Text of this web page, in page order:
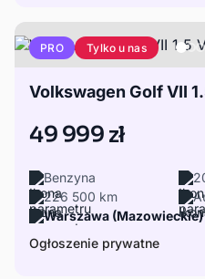
PRO Tylko u nas
Volkswagen Golf VII
49 999 zł
Benzyna
226 500 km
Warszawa (Mazowieckie)
Ogłoszenie prywatne